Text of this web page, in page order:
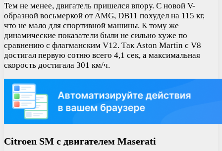
Тем не менее, двигатель пришелся впору. С новой V-
образной восьмеркой от AMG, DB11 похудел на 115 кг,
что не мало для спортивной машины. К тому же
динамические показатели были не сильно хуже по
сравнению с флагманским V12. Так Aston Martin с V8
достигал первую сотню всего 4,1 сек, а максимальная
скорость достигала 301 км/ч.
Citroen SM с двигателем Maserati